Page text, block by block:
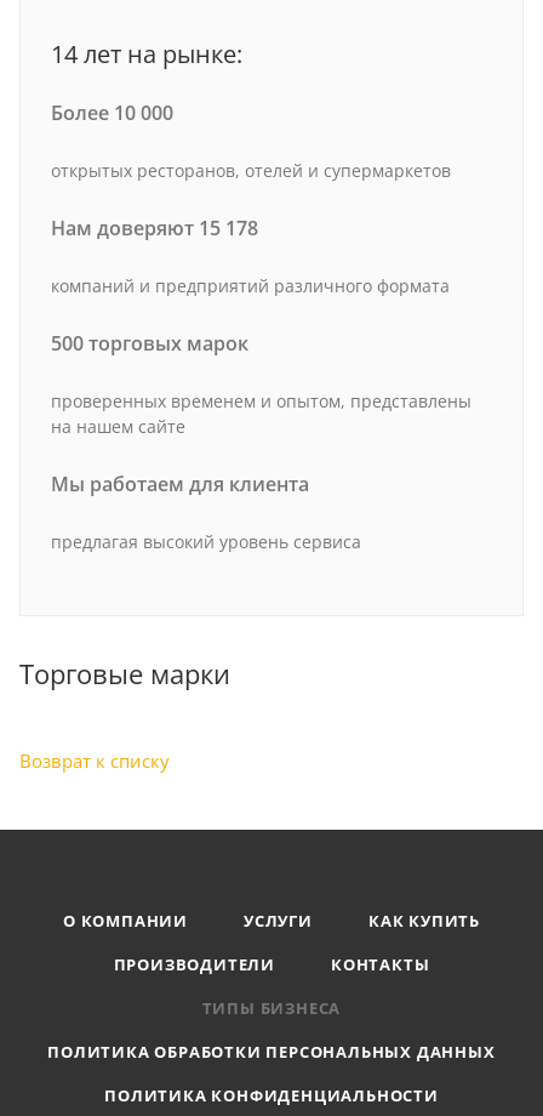
14 лет на рынке:
Более 10 000
открытых ресторанов, отелей и супермаркетов
Нам доверяют 15 178
компаний и предприятий различного формата
500 торговых марок
проверенных временем и опытом, представлены
на нашем сайте
Мы работаем для клиента
предлагая высокий уровень сервиса
Торговые марки
Возврат к списку
О КОМПАНИИ УСЛУГИ
КАК КУПИТЬ
ПРОИЗВОДИТЕЛИ
КОНТАКТЫ
ТИПЫ БИЗНЕСА
ПОЛИТИКА ОБРАБОТКИ ПЕРСОНАЛЬНЫХ ДАННЫХ
ПОЛИТИКА КОНФИДЕНЦИАЛЬНОСТИ